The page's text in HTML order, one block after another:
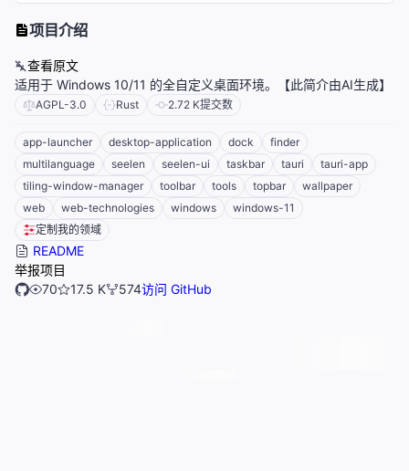
项目介绍
查看原文
适用于 Windows 10/11 的全自定义桌面环境。【此简介由AI生成】
AGPL-3.0 Rust 2.72 K提交数
app-launcher desktop-application dock
finder
multilanguage
seelen seelen-ui taskbar tauri
tauri-app
tiling-window-manager
toolbar tools topbar
wallpaper
web
web-technologies windows
windows-11
定制我的领域
README
举报项目
70
17.5 K 574访问 GitHub